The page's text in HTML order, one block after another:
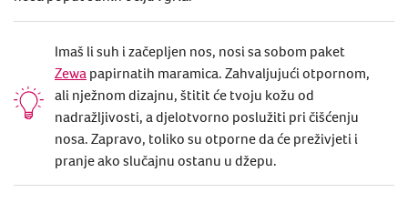
Imaš li suh i začepljen nos, nosi sa sobom paket
Zewa papirnatih maramica. Zahvaljujući otpornom,
ali nježnom dizajnu, štitit će tvoju kožu od
nadražljivosti, a djelotvorno poslužiti pri čišćenju
nosa. Zapravo, toliko su otporne da će preživjeti i
pranje ako slučajnu ostanu u džepu.